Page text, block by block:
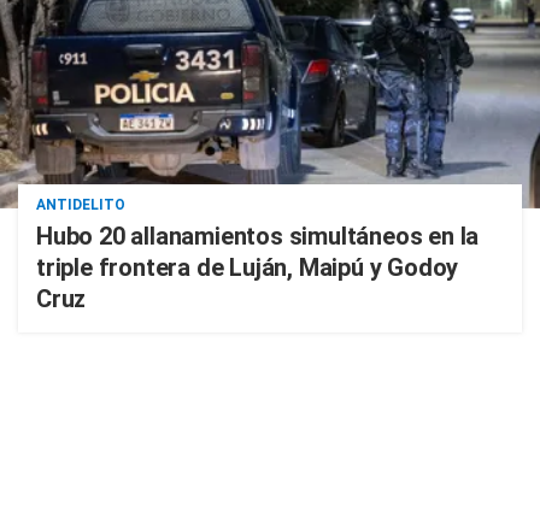
ANTIDELITO
Hubo 20 allanamientos simultáneos en la
triple frontera de Luján, Maipú y Godoy
Cruz